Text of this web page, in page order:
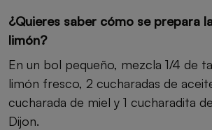
¿Quieres saber cómo se prepara
limón?
En un bol pequeño, mezcla 1/4 de
limón fresco, 2 cucharadas de
cucharada de miel y 1 cucharadita
Dijon.